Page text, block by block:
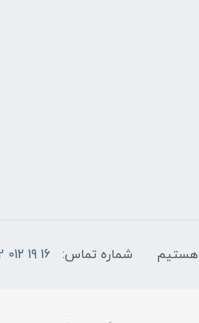
شماره تماس: 16 19 012 0912 - 52 14 00 77 021